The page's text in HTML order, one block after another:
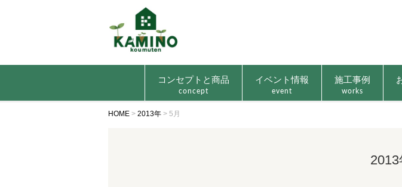
コンセプトと商品
concept
イベント情報
event
施工事例
works
HOME > 2013年 > 5月
2013